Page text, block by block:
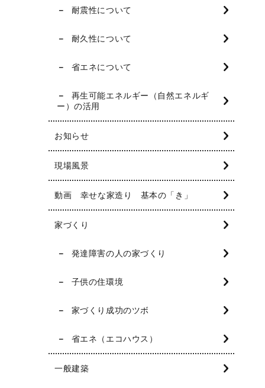
耐震性について
耐久性について
省エネについて
再生可能エネルギー（自然エネルギ
ー）の活用
お知らせ
現場風景
動画 幸せな家造り 基本の「き」
家づくり
発達障害の人の家づくり
子供の住環境
家づくり成功のツボ
省エネ（エコハウス）
一般建築